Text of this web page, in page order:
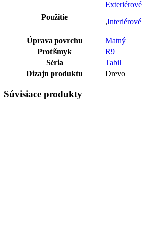
Použitie
Exteriérové
,Interiérové
Úprava povrchu
Matný
Protišmyk
R9
Séria
Tabil
Dizajn produktu
Drevo
Súvisiace produkty